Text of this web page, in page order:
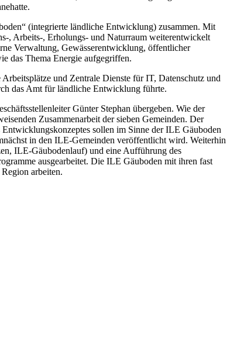
(integrierte ländliche Entwicklung) zusammen. Mit
, Arbeits-, Erholungs- und Naturraum weiterentwickelt
Verwaltung, Gewässerentwicklung, öffentlicher
das Thema Energie aufgegriffen.
und Zentrale Dienste für IT, Datenschutz und
das Amt für ländliche Entwicklung führte.
Günter Stephan übergeben. Wie der
Zusammenarbeit der sieben Gemeinden. Der
sollen im Sinne der ILE Gäuboden
in den ILE-Gemeinden veröffentlicht wird. Weiterhin
ILE-Gäubodenlauf) und eine Aufführung des
ausgearbeitet. Die ILE Gäuboden mit ihren fast
arbeiten.